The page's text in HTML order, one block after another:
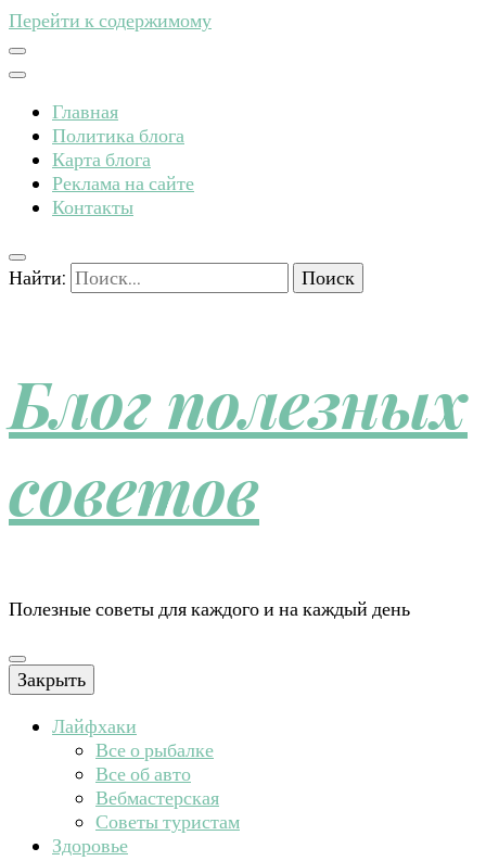
Перейти к содержимому
Главная
Политика блога
Карта блога
Реклама на сайте
Контакты
Найти:
Блог полезных
советов
Полезные советы для каждого и на каждый день
Закрыть
Лайфхаки
Все о рыбалке
Все об авто
Вебмастерская
Советы туристам
Здоровье